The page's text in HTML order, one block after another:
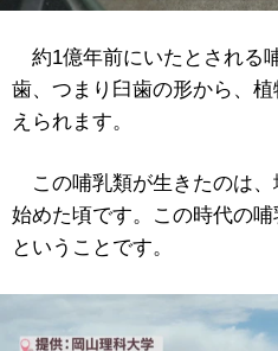
約1億年前にいたとされる
歯、つまり臼歯の形から、
えられます。
この哺乳類が生きたのは、
始めた頃です。この時代の
ということです。